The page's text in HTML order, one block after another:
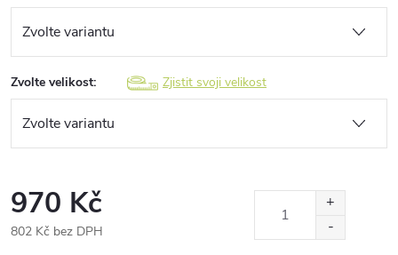
Zvolte velikost: Zjistit svoji velikost
970 Kč
802 Kč bez DPH